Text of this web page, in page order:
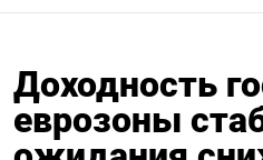
Доходность
еврозоны